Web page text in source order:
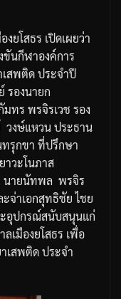
งยโสธร เปิดเผยว่า
ขันกีฬาองค์การ
สพติดประจำปี
รองนายก
มทร พรจิรเวช รอง
วงษ์แหวนประธาน
รุกขา ที่ปรึกษา
ยาวะโนภาส
นายนัทพล พรจิร
ะจ่าเอกสุทธิชัย ไชย
อุปกรณ์สนับสนุนแก่
ลเมืองยโสธร เพื่อ
เสพติดประจำ